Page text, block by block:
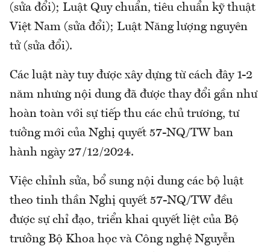
(sửa đổi); Luật Quy chuẩn, tiêu chuẩn kỹ thuật
Việt Nam (sửa đổi); Luật Năng lượng nguyên
tử (sửa đổi).
Các luật này tuy được xây dựng từ cách đây 1-2
năm nhưng nội dung đã được thay đổi gần như
hoàn toàn với sự tiếp thu các chủ trương, tư
tưởng mới của Nghị quyết 57-NQ/TW ban
hành ngày 27/12/2024.
Việc chỉnh sửa, bổ sung nội dung các bộ luật
theo tinh thần Nghị quyết 57-NQ/TW đều
được sự chỉ đạo, triển khai quyết liệt của Bộ
trưởng Bộ Khoa học và Công nghệ Nguyễn